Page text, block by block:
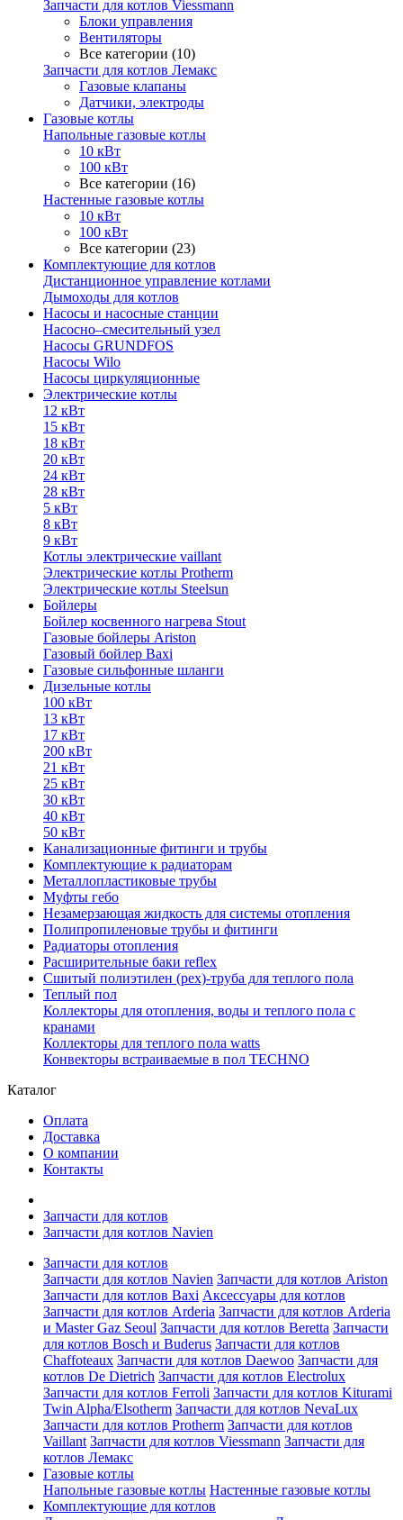
Запчасти для котлов Viessmann
Блоки управления
Вентиляторы
Все категории (10)
Запчасти для котлов Лемакс
Газовые клапаны
Датчики, электроды
Газовые котлы
Напольные газовые котлы
10 кВт
100 кВт
Все категории (16)
Настенные газовые котлы
10 кВт
100 кВт
Все категории (23)
Комплектующие для котлов
Дистанционное управление котлами
Дымоходы для котлов
Насосы и насосные станции
Насосно–смесительный узел
Насосы GRUNDFOS
Насосы Wilo
Насосы циркуляционные
Электрические котлы
12 кВт
15 кВт
18 кВт
20 кВт
24 кВт
28 кВт
5 кВт
8 кВт
9 кВт
Котлы электрические vaillant
Электрические котлы Protherm
Электрические котлы Steelsun
Бойлеры
Бойлер косвенного нагрева Stout
Газовые бойлеры Ariston
Газовый бойлер Baxi
Газовые сильфонные шланги
Дизельные котлы
100 кВт
13 кВт
17 кВт
200 кВт
21 кВт
25 кВт
30 кВт
40 кВт
50 кВт
Канализационные фитинги и трубы
Комплектующие к радиаторам
Металлопластиковые трубы
Муфты гебо
Незамерзающая жидкость для системы отопления
Полипропиленовые трубы и фитинги
Радиаторы отопления
Расширительные баки reflex
Сшитый полиэтилен (pex)-труба для теплого пола
Теплый пол
Коллекторы для отопления, воды и теплого пола с
кранами
Коллекторы для теплого пола watts
Конвекторы встраиваемые в пол TECHNO
Каталог
Оплата
Доставка
О компании
Контакты
Запчасти для котлов
Запчасти для котлов Navien
Запчасти для котлов
Запчасти для котлов Navien Запчасти для котлов Ariston
Запчасти для котлов Baxi Аксессуары для котлов
Запчасти для котлов Arderia Запчасти для котлов Arderia
и Master Gaz Seoul Запчасти для котлов Beretta Запчасти
для котлов Bosch и Buderus Запчасти для котлов
Chaffoteaux Запчасти для котлов Daewoo Запчасти для
котлов De Dietrich Запчасти для котлов Electrolux
Запчасти для котлов Ferroli Запчасти для котлов Kiturami
Twin Alpha/Elsotherm Запчасти для котлов NevaLux
Запчасти для котлов Protherm Запчасти для котлов
Vaillant Запчасти для котлов Viessmann Запчасти для
котлов Лемакс
Газовые котлы
Напольные газовые котлы Настенные газовые котлы
Комплектующие для котлов